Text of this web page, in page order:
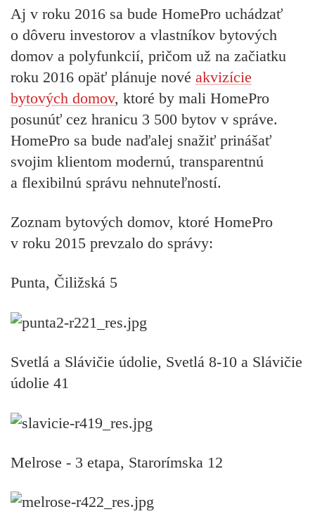
Aj v roku 2016 sa bude HomePro uchádzať
o dôveru investorov a vlastníkov bytových
domov a polyfunkcií, pričom už na začiatku
roku 2016 opäť plánuje nové akvizície
bytových domov, ktoré by mali HomePro
posunúť cez hranicu 3 500 bytov v správe.
HomePro sa bude naďalej snažiť prinášať
svojim klientom modernú, transparentnú
a flexibilnú správu nehnuteľností.
Zoznam bytových domov, ktoré HomePro
v roku 2015 prevzalo do správy:
Punta, Čiližská 5
Svetlá a Slávičie údolie, Svetlá 8-10 a Slávičie
údolie 41
Melrose - 3 etapa, Starorímska 12